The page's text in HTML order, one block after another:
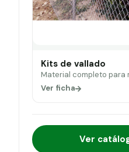
Kits de vallado
Material completo para
Ver ficha
Ver